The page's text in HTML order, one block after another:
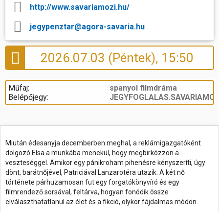
http://www.savariamozi.hu/
jegypenztar@agora-savaria.hu
2026.07.03 (Péntek), 15:50
Műfaj:
spanyol filmdráma
Belépőjegy:
Miután édesanyja decemberben meghal, a reklámigazgatóként
dolgozó Elsa a munkába menekül, hogy megbirkózzon a
veszteséggel. Amikor egy pánikroham pihenésre kényszeríti, úgy
dönt, barátnőjével, Patriciával Lanzarotéra utazik. A két nő
története párhuzamosan fut egy forgatókönyvíró és egy
filmrendező sorsával, feltárva, hogyan fonódik össze
elválaszthatatlanul az élet és a fikció, olykor fájdalmas módon.